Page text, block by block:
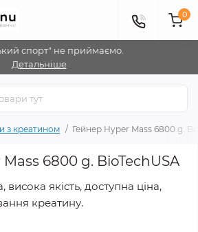
спорт" не приймаємо.
Детальніше
0
з креатином Гейнер Hyper Mass 6800 g.
6800 g. BioTechUSA
якість, доступна ціна,
креатину.